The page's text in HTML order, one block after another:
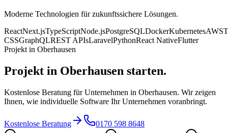
Moderne Technologien für zukunftssichere Lösungen.
ReactNext.jsTypeScriptNode.jsPostgreSQLDockerKubernetesAWS
CSSGraphQLREST APIsLaravelPythonReact NativeFlutter
Projekt in Oberhausen
Projekt in Oberhausen starten.
Kostenlose Beratung für Unternehmen in Oberhausen. Wir zeigen
Ihnen, wie individuelle Software Ihr Unternehmen voranbringt.
Kostenlose Beratung
0170 598 8648